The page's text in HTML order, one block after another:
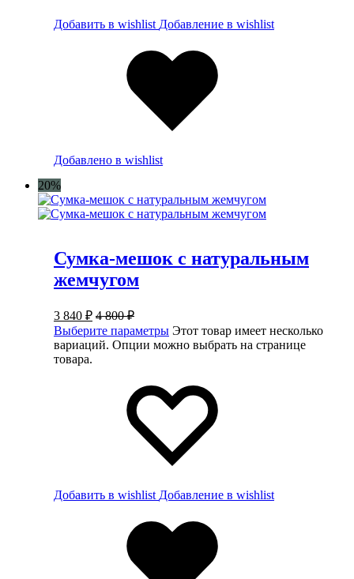
Добавить в wishlist Добавление в wishlist
Добавлено в wishlist
20%
Сумка-мешок с натуральным
жемчугом
3 840 ₽ 4 800₽
Выберите параметры Этот товар имеет несколько
вариаций. Опции можно выбрать на странице
товара.
Добавить в wishlist Добавление в wishlist